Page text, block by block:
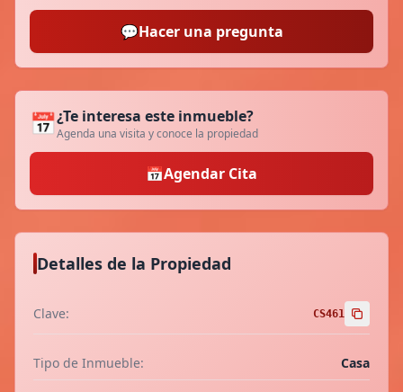
💬Hacer una pregunta
📅¿Te interesa este inmueble?
Agenda una visita y conoce la propiedad
📅Agendar Cita
Detalles de la Propiedad
Clave: CS461
Tipo de Inmueble: Casa